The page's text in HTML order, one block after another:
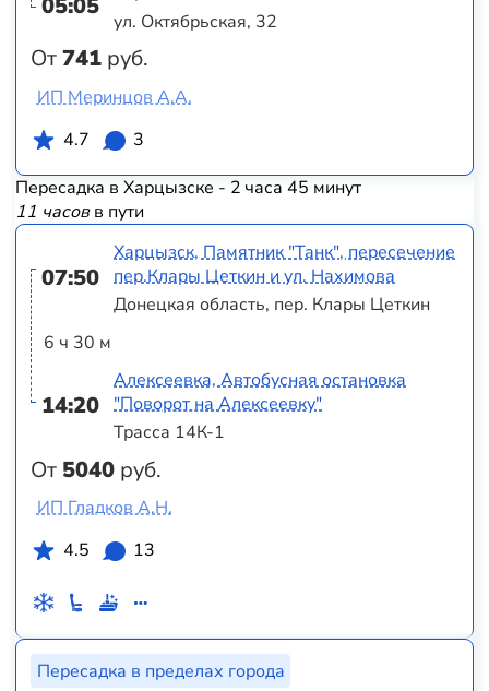
05:05
От741 руб.
ул. Октябрьская, 32
ИП Меринцов А.А.
4.7
3
Пересадка в Харцызске - 2 часа 45 минут
11 часовв пути
07:50
6 ч 30 м
14:20
От 5040 руб.
Харцызск, Памятник "Танк", пересечение
пер.Клары Цеткин и ул. Нахимова
Донецкая область, пер. Клары Цеткин
Алексеевка, Автобусная остановка
"Поворот на Алексеевку"
Трасса 14К-1
ИП Гладков А.Н.
4.5
13
Пересадка в пределах города